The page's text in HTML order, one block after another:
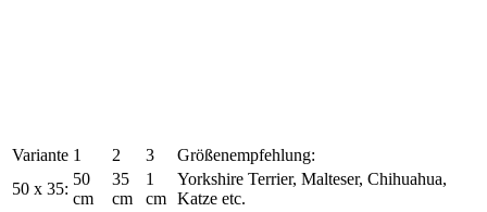
Variante 1 2 3
Größenempfehlung:
50 x 35:
50
cm
35
cm
1
cm
Yorkshire Terrier, Malteser, Chihuahua,
Katze etc.